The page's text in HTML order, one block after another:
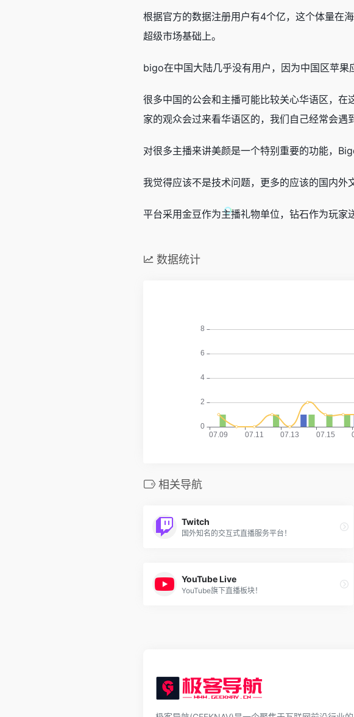
根据官方的数据注册用户有4个亿，这个体量在
超级市场基础上。
bigo在中国大陆几乎没有用户，因为中国区苹果
很多中国的公会和主播可能比较关心华语区，
家的观众会过来看华语区的，我们自己经常会遇
对很多主播来讲美颜是一个特别重要的功能，
我觉得应该不是技术问题，更多的应该的国内外
平台采用金豆作为主播礼物单位，钻石作为玩家
数据统计
相关导航
Twitch
国外知名的交互式直播服务平台！
YouTube Live
YouTube旗下直播板块！